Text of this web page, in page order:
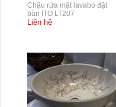
Chậu rửa mặt lavabo đặt
bàn ITO LT207
Liên hệ